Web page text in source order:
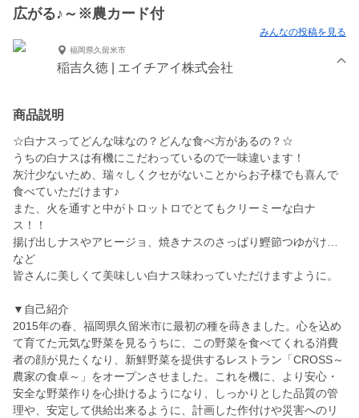
広がる♪～※農カード付
みんなの投稿を見る
福岡県久留米市
稲吉久徳 | エイチアイ株式会社
商品説明
☆白ナスってどんな味なの？どんな食べ方があるの？☆
うちの白ナスは有機にこだわっているので一味違います！
灰汁少ないため、瑞々しくクセがないことからお子様でも喜んで
食べていただけます♪
また、火を通すと中がトロットロでとてもクリーミーな白ナ
ス！！
揚げ出しナスやアヒージョ、焼きナスのさっぱり鰹節つゆがけ…
など
皆さんに美しくて美味しい白ナス味わっていただけますように。
▼自己紹介
2015年の春、福岡県久留米市に最初の種を蒔きました。心を込め
て育てた元気な野菜を見るうちに、この野菜を食べてくれる消費
者の顔が見たくなり、新鮮野菜を提供するレストラン「CROSS～
農家の食卓～」をオープンさせました。これを機に、より安心・
安全な野菜作りを心掛けるようになり、しっかりとした品質の管
理や、安定して供給出来るように、計画した作付けや災害へのリ